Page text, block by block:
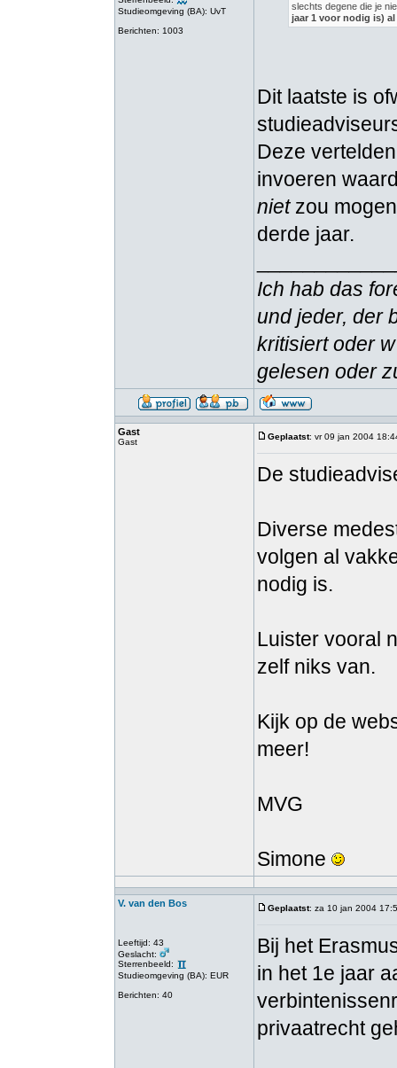
Studieomgeving (BA): UvT
Berichten: 1003
slechts degene die je
jaar 1 voor nodig is)
Dit laatste is
Deze
invoeren
nietzou
derde jaar.
Ich hab das
und jeder, der
kritisiert oder
gelesen oder
Gast
Gast
Geplaatst: vr 09 jan 2004
De
Diverse
volgen al
nodig is.
Luister vooral
zelf niks van.
Kijk op de
meer!
MVG
Simone
V. van den Bos
Leeftijd: 43
Geslacht:
Sterrenbeeld:
Studieomgeving (BA): EUR
Berichten: 40
Geplaatst: za 10 jan 2004
Bij het
in het 1e jaar
privaatrecht